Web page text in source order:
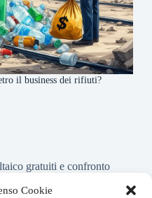
Cookie
il business dei rifiuti?
gratuiti e confronto